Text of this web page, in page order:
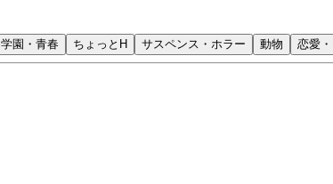
学園・青春 ちょっとH サスペンス・ホラー 動物 恋愛